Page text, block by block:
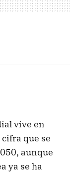
vive en
que se
aunque
ya se ha